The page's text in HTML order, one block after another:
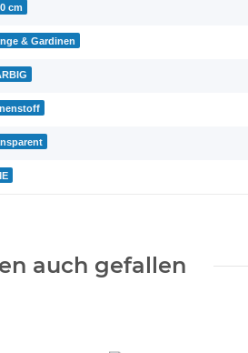
cm
& Gardinen
auch gefallen